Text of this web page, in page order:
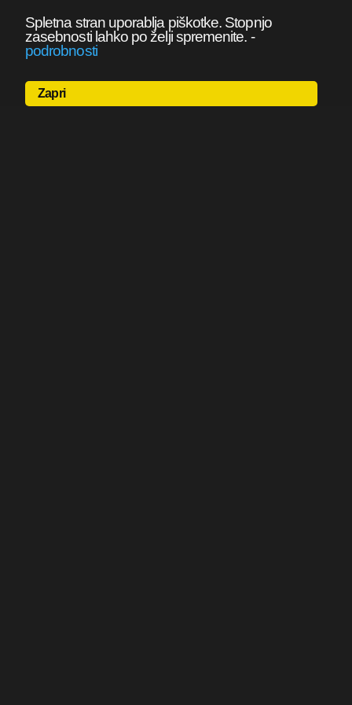
Spletna stran uporablja piškotke. Stopnjo
zasebnosti lahko po želji spremenite. -
podrobnosti
Zapri